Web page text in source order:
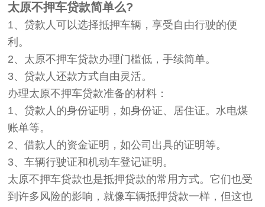
太原不押车贷款简单么?
1、贷款人可以选择抵押车辆，享受自由行驶的便
利。
2、太原不押车贷款办理门槛低，手续简单。
3、贷款人还款方式自由灵活。
办理太原不押车贷款准备的材料：
1、贷款人的身份证明，如身份证、居住证。水电煤
账单等。
2、借款人的资金证明，如公司出具的证明等。
3、车辆行驶证和机动车登记证明。
太原不押车贷款也是抵押贷款的常用方式。它们也受
到许多风险的影响，就像车辆抵押贷款一样，但这也